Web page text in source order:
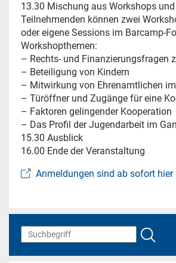
13.30 Mischung aus Workshops
Teilnehmenden können zwei
oder eigene Sessions im Barcamp-
Workshopthemen:
– Rechts- und Finanzierungsfragen
– Beteiligung von Kindern
– Mitwirkung von Ehrenamtlichen
– Türöffner und Zugänge für eine
– Faktoren gelingender Kooperation
– Das Profil der Jugendarbeit im
15.30 Ausblick
16.00 Ende der Veranstaltung
Anmeldungen sind ab sofort hier